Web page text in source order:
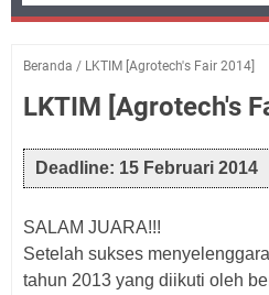
Beranda / LKTIM [Agrotech's Fair 2014]
LKTIM [Agrotech's
Deadline: 15 Februari 2014
SALAM JUARA!!!
Setelah sukses
tahun 2013 yang diikuti oleh